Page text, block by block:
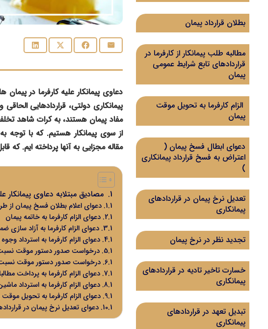
بطلان قرارداد پیمان
مطالبه طلب پیمانکار از کارفرما در
قراردادهای تابع شرایط عمومی
پیمان
الزام کارفرما به تحویل موقت
پیمان
دعوای ابطال فسخ پیمان (
اعتراض به فسخ قرارداد پیمانکاری
)
تعدیل نرخ پیمان در قراردادهای
پیمانکاری
تجدید نظر در نرخ پیمان
خسارت تاخیر تادیه در قراردادهای
پیمانکاری
تبدیل تعهد در قراردادهای
پیمانکاری
دعاوی پیمانکار علیه کارفرما در
پیمانکاری دولتی، قراردادهایی
مفاد پیمان هستند، به کرات شاهد
از سوی پیمانکار هستیم. که با
مقاله مجزایی به آنها پرداخته ایم. که
مصادیق مبتلابه دعاوی پیمانکار
دعوای اعلام بطلان فسخ پیمان از
دعوای الزام کارفرما به خاتمه پیمان
دعوای الزام کارفرما به آزاد
دعوای الزام کارفرما به استرداد
درخواست صدور دستور موقت نسبت
درخواست صدور دستور موقت
دعوای الزام کارفرما به پرداخت
دعوای الزام کارفرما به استرداد
دعوای الزام کارفرما به تحویل
دعوای تعدیل نرخ پیمان در